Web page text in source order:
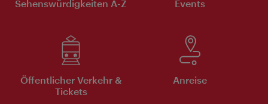
Sehenswürdigkeiten A-Z Events
Öffentlicher Verkehr &
Tickets
Anreise